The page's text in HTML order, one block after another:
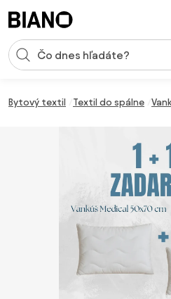
Vstup pre vyhľadávanie
Bytový textil Textil do spálne